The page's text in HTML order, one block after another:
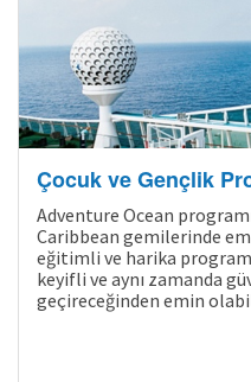
Çocuk ve Gençlik
Adventure Ocean
Caribbean gemilerinde
eğitimli ve harika
keyifli ve aynı zamanda
geçireceğinden emin